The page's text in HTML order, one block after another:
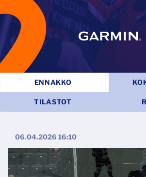
ENNAKKO
TILASTOT
06.04.2026 16:10